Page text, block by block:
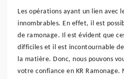
Les opérations ayant un lien avec
innombrables. En effet, il est
de ramonage. Il est évident que
difficiles et il est incontournable
la matière. Donc, nous pouvons
votre confiance en KR